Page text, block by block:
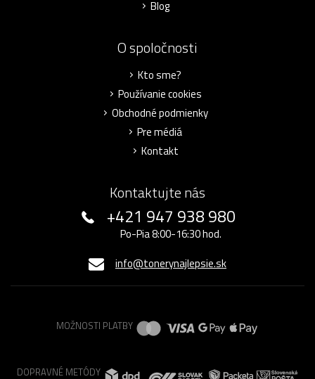
Blog
O spoločnosti
Kto sme?
Používanie cookies
Obchodné podmienky
Pre médiá
Kontakt
Kontaktujte nás
+421 947 938 980
Po-Pia 8:00-16:30 hod.
info@tonerynajlepsie.sk
MOŽNOSTI PLATBY
DOPRAVNÉ METÓDY